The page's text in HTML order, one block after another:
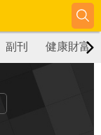
副刊 健康財富